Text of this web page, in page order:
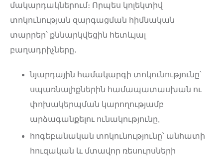
մակարդակներում։ Որպես կոլեկտիվ
տոկունության զարգացման հիմնական
տարրեր՝ քննարկվեցին հետևյալ
բաղադրիչները․
նյարդային համակարգի տոկունությունը՝
սպառնալիքներին համապատասխան ու
փոխակերպման կարողությամբ
արձագանքելու ունակությունը,
հոգեբանական տոկունությունը՝ անհատի
հուզական և մտավոր ռեսուրսների